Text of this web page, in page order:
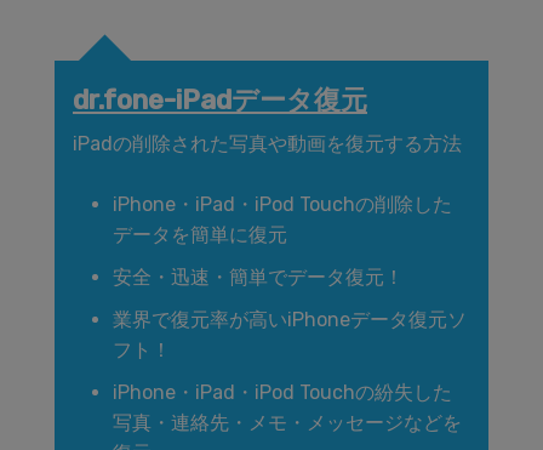
dr.fone-iPadデータ復元
iPadの削除された写真や動画を復元する方法
iPhone・iPad・iPod Touchの削除した
データを簡単に復元
安全・迅速・簡単でデータ復元！
業界で復元率が高いiPhoneデータ復元ソ
フト！
iPhone・iPad・iPod Touchの紛失した
写真・連絡先・メモ・メッセージなどを